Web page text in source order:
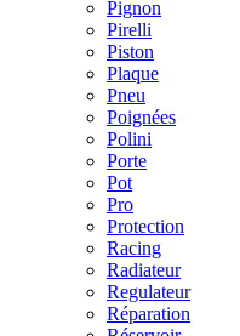
Pignon
Pirelli
Piston
Plaque
Pneu
Poignées
Polini
Porte
Pot
Pro
Protection
Racing
Radiateur
Regulateur
Réparation